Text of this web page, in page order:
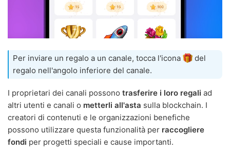
Per inviare un regalo a un canale, tocca l'icona
del
regalo nell'angolo inferiore del canale.
I proprietari dei canali possono trasferire i loro regali ad
altri utenti e canali o metterli all'asta sulla blockchain. I
creatori di contenuti e le organizzazioni benefiche
possono utilizzare questa funzionalità per raccogliere
fondi per progetti speciali e cause importanti.